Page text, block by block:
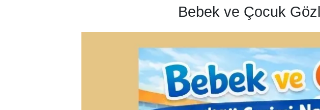
Bebek ve Çocuk